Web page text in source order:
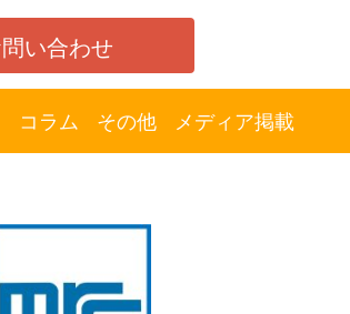
い合わせ
コラム その他 メディア掲載